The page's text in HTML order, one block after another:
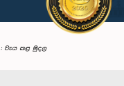
: වැය කළ මුදල